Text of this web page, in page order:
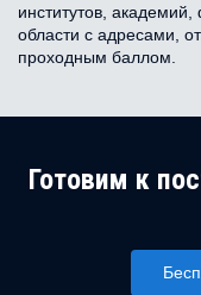
институтов,
области с адресами,
проходным баллом.
Готовим к